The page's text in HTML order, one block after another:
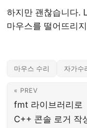
하지만 괜찮습니다.
마우스를 떨어뜨리
마우스 수리 자가수
« PREV
fmt 라이브러리로
C++ 콘솔 로거 작